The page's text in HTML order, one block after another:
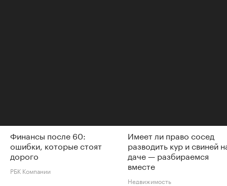
Финансы после 60:
ошибки, которые стоят
дорого
РБК Компании
Имеет ли право сосед
разводить кур и свиней
даче — разбираемся
вместе
Недвижимость